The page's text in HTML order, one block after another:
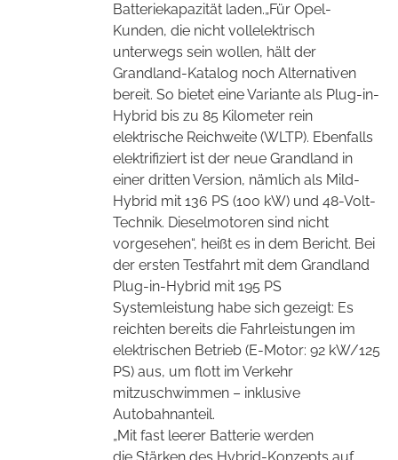
Batteriekapazität laden.„Für Opel-
Kunden, die nicht vollelektrisch
unterwegs sein wollen, hält der
Grandland-Katalog noch Alternativen
bereit. So bietet eine Variante als Plug-in-
Hybrid bis zu 85 Kilometer rein
elektrische Reichweite (WLTP). Ebenfalls
elektrifiziert ist der neue Grandland in
einer dritten Version, nämlich als Mild-
Hybrid mit 136 PS (100 kW) und 48-Volt-
Technik. Dieselmotoren sind nicht
vorgesehen“, heißt es in dem Bericht. Bei
der ersten Testfahrt mit dem Grandland
Plug-in-Hybrid mit 195 PS
Systemleistung habe sich gezeigt: Es
reichten bereits die Fahrleistungen im
elektrischen Betrieb (E-Motor: 92 kW/125
PS) aus, um flott im Verkehr
mitzuschwimmen – inklusive
Autobahnanteil.
„Mit fast leerer Batterie werden